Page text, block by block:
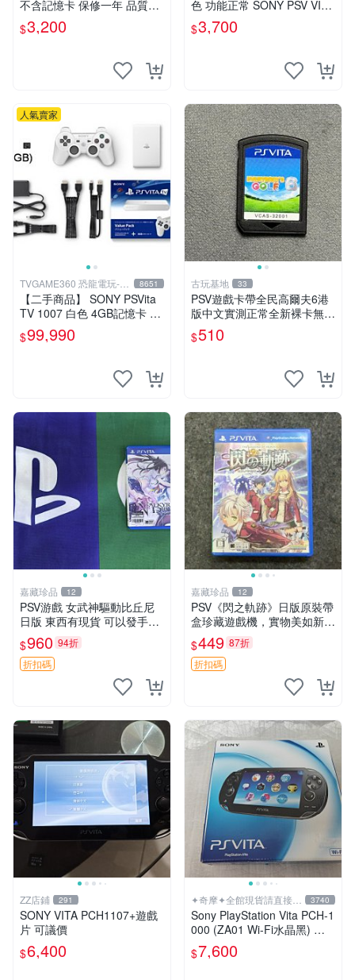
不含記憶卡 保修一年 品質有
保障
$3,200
色 功能正常 SONY PSV VITA
主機 2000~3000型 二手功能
正常 賣3千5~4千也可用各式
$3,700
人氣賣家
TVGAME360 恐龍電玩-台
中店
8651
【二手商品】 SONY PSVita
TV 1007 白色 4GB記憶卡 PS
3手把(白) 書盒完整 【台中恐
龍電玩】
$99,990
古玩基地 33
PSV遊戲卡帶全民高爾夫6港
版中文實測正常全新裸卡無保
售不退換單次購兩張以上再享
優惠 全民高爾夫6 PSV 港版
$510
嘉藏珍品 12
PSV游戲 女武神驅動比丘尼
日版 東西有現貨 可以發手物
品 無質量問題售不退不換
$960 94折
折扣碼
嘉藏珍品 12
PSV《閃之軌跡》日版原裝帶
盒珍藏遊戲機，實物美如新，
嚴選推薦 閃之軌跡 日版 PSV
原裝帶盒
$449 87折
折扣碼
ZZ店鋪 291
SONY VITA PCH1107+遊戲
片 可議價
$6,400
✦奇摩✦全館現貨請直接下
標
3740
Sony PlayStation Vita PCH-1
000 (ZA01 Wi-Fi水晶黑) 掌
上遊戲機 5英吋多點觸控螢幕
$7,600